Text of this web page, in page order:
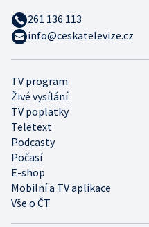
TV program
Živé vysílání
TV poplatky
Teletext
Podcasty
Počasí
E-shop
Mobilní a TV aplikace
Vše o ČT
261 136 113
info@ceskatelevize.cz